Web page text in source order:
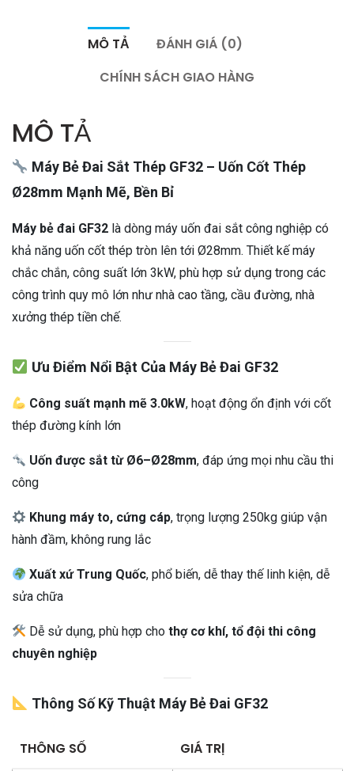
MÔ TẢ
ĐÁNH GIÁ (0)
CHÍNH SÁCH GIAO HÀNG
MÔ TẢ
Máy Bẻ Đai Sắt Thép GF32 – Uốn Cốt Thép
Ø28mm Mạnh Mẽ, Bền Bỉ
Máy bẻ đai GF32 là dòng máy uốn đai sắt công nghiệp có
khả năng uốn cốt thép tròn lên tới Ø28mm. Thiết kế máy
chắc chắn, công suất lớn 3kW, phù hợp sử dụng trong các
công trình quy mô lớn như nhà cao tầng, cầu đường, nhà
xưởng thép tiền chế.
Ưu Điểm Nổi Bật Của Máy Bẻ Đai GF32
Công suất mạnh mẽ 3.0kW, hoạt động ổn định với cốt
thép đường kính lớn
Uốn được sắt từ Ø6–Ø28mm, đáp ứng mọi nhu cầu thi
công
Khung máy to, cứng cáp, trọng lượng 250kg giúp vận
hành đầm, không rung lắc
Xuất xứ Trung Quốc, phổ biến, dễ thay thế linh kiện, dễ
sửa chữa
Dễ sử dụng, phù hợp chothợ cơ khí, tổ đội thi công
chuyên nghiệp
Thông Số Kỹ Thuật Máy Bẻ Đai GF32
THÔNG SỐ GIÁ TRỊ